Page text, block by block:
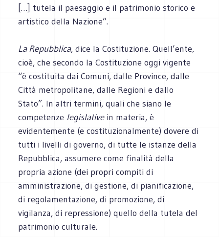
[…] tutela il paesaggio e il patrimonio storico e
artistico della Nazione”.
La Repubblica, dice la Costituzione. Quell’ente,
cioè, che secondo la Costituzione oggi vigente
“è costituita dai Comuni, dalle Province, dalle
Città metropolitane, dalle Regioni e dallo
Stato”. In altri termini, quali che siano le
competenze legislativein materia, è
evidentemente (e costituzionalmente) dovere di
tutti i livelli di governo, di tutte le istanze della
Repubblica, assumere come finalità della
propria azione (dei propri compiti di
amministrazione, di gestione, di pianificazione,
di regolamentazione, di promozione, di
vigilanza, di repressione) quello della tutela del
patrimonio culturale.